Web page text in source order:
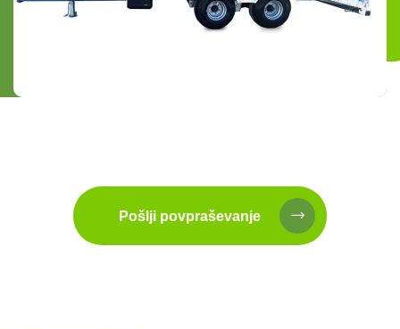
Pošlji povpraševanje